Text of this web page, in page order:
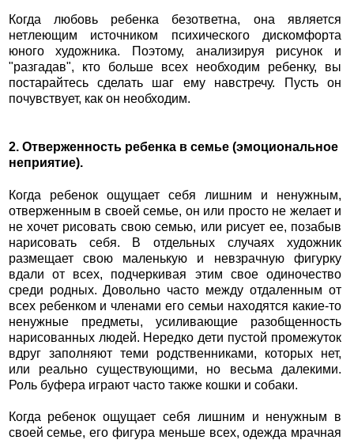
Когда любовь ребенка безответна, она является
нетлеющим источником психического дискомфорта
юного художника. Поэтому, анализируя рисунок и
"разгадав", кто больше всех необходим ребенку, вы
постарайтесь сделать шаг ему навстречу. Пусть он
почувствует, как он необходим.
2. Отверженность ребенка в семье (эмоциональное
неприятие).
Когда ребенок ощущает себя лишним и ненужным,
отверженным в своей семье, он или просто не желает и
не хочет рисовать свою семью, или рисует ее, позабыв
нарисовать себя. В отдельных случаях художник
размещает свою маленькую и невзрачную фигурку
вдали от всех, подчеркивая этим свое одиночество
среди родных. Довольно часто между отдаленным от
всех ребенком и членами его семьи находятся какие-то
ненужные предметы, усиливающие разобщенность
нарисованных людей. Нередко дети пустой промежуток
вдруг заполняют теми родственниками, которых нет,
или реально существующими, но весьма далекими.
Роль буфера играют часто также кошки и собаки.
Когда ребенок ощущает себя лишним и ненужным в
своей семье, его фигура меньше всех, одежда мрачная